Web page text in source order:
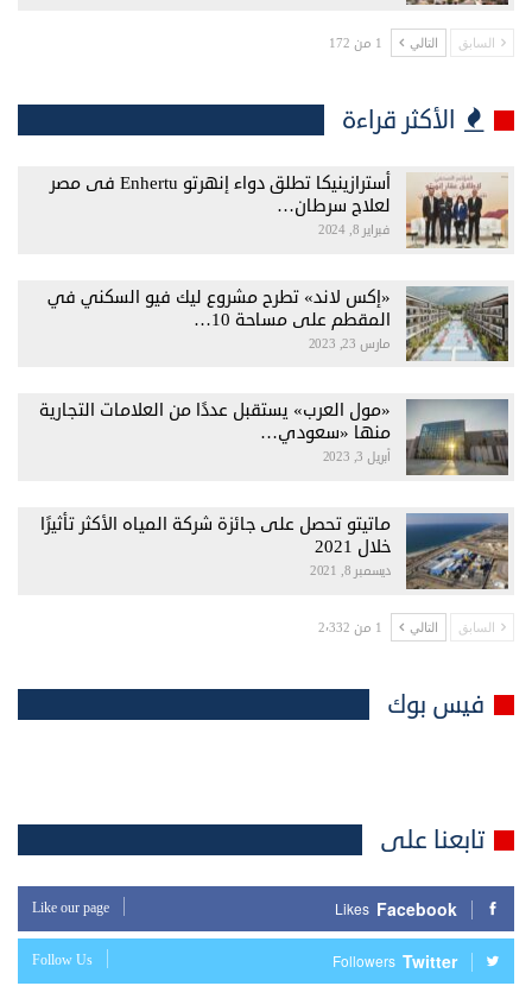
السابق التالي 1 من 172
الأكثر قراءة
أسترازينيكا تطلق دواء إنهرتو Enhertu فى مصر
لعلاج سرطان…
فبراير 8, 2024
«إكس لاند» تطرح مشروع ليك فيو السكني في
المقطم على مساحة 10…
مارس 23, 2023
«مول العرب» يستقبل عددًا من العلامات التجارية
منها «سعودي…
أبريل 3, 2023
ماتيتو تحصل على جائزة شركة المياه الأكثر تأثيرًا
خلال 2021
ديسمبر 8, 2021
السابق التالي 1 من 2٬332
فيس بوك
تابعنا على
Facebook
Likes
Like our page
Twitter
Followers
Follow Us